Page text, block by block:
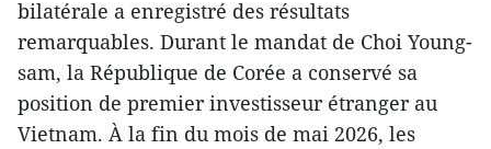
bilatérale a enregistré des résultats
remarquables. Durant le mandat de Choi Young-
sam, la République de Corée a conservé sa
position de premier investisseur étranger au
Vietnam. À la fin du mois de mai 2026, les